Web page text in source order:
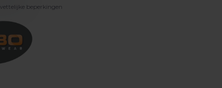
beperkingen